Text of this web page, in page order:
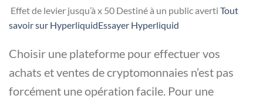
Effet de levier jusqu’à x 50 Destiné à un public averti Tout
savoirsur HyperliquidEssayer Hyperliquid
Choisir une plateforme pour effectuer vos
achats et ventes de cryptomonnaies n’est pas
forcément une opération facile. Pour une